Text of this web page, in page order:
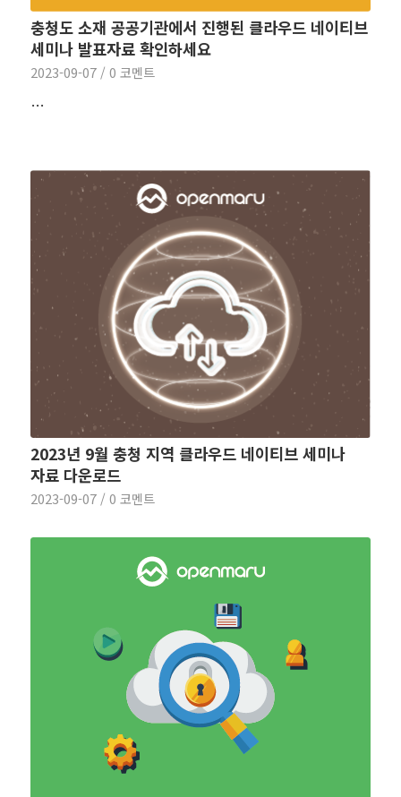
충청도 소재 공공기관에서 진행된 클라우드 네이티브
세미나 발표자료 확인하세요
2023-09-07 / 0 코멘트
…
2023년 9월 충청 지역 클라우드 네이티브 세미나
자료 다운로드
2023-09-07 / 0 코멘트